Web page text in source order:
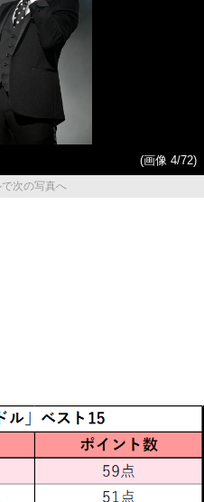
(画像 4/72)
次の写真へ